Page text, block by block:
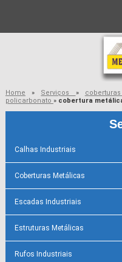
Home » Serviços »
policarbonato » cobertura
Calhas Industriais
Coberturas Metálicas
Escadas Industriais
Estruturas Metálicas
Rufos Industriais